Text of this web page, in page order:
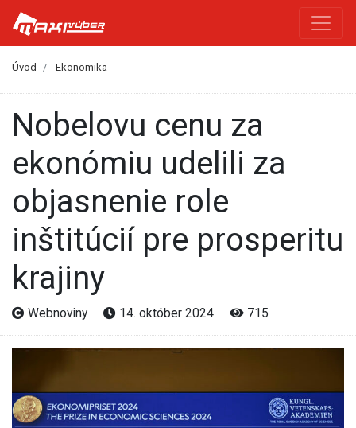
Úvod Ekonomika
Nobelovu cenu za
ekonómiu udelili za
objasnenie role
inštitúcií pre prosperitu
krajiny
Webnoviny 14. október 2024 715